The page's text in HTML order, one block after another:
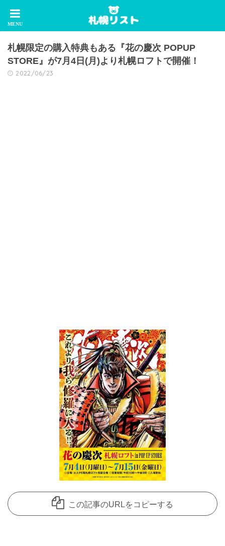
札幌限定の購入特典もある『花の慶次 POPUP
STORE』が7月4日(月)より札幌ロフトで開催！
2022/06/23
この記事のURLをコピーする